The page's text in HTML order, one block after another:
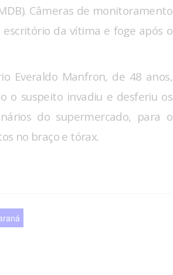
Câmeras de monitoramento
da vítima e foge após o
Everaldo Manfron, de 48 anos,
o suspeito invadiu e desferiu os
do supermercado, para o
no braço e tórax.